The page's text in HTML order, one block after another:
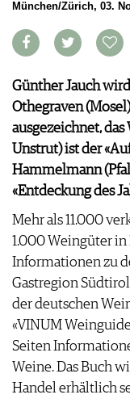
WEINREISEN
WINEGUIDES
KLARTEXT
EXTRAS
AUSGABE
ARCHIV
VORTEILSWELT
APPS
VIDEOS
BILDSTRECKEN
WEINWIRTSCHAFT
PORTRAITS
VINOPHILES
ARCHIV
GEWINNSPIELE
VORTEILSWELT
TRINKREIFETABELLE
WEINSUCHE
NEWSLETTER
WINE TRADE CLUB
REDAKTION
JOBS
WERBUNG
PRESSE
IMPRESSUM
AGB & DATENSCHUTZ
München/Zürich, 03.
Günther Jauch
Othegraven
ausgezeichnet,
Unstrut) ist der
Hammelmann
«Entdeckung des
Mehr als 11.000
1.000 Weingüter
Informationen zu
Gastregion
der deutschen
«VINUM
Seiten
Weine. Das Buch
Handel erhältlich